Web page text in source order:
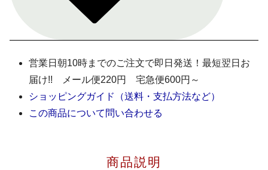
営業日朝10時までのご注文で即日発送！最短翌日お
届け!! メール便220円 宅急便600円～
ショッピングガイド（送料・支払方法など）
この商品について問い合わせる
商品説明